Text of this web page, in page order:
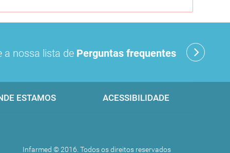
a nossa lista de Perguntas frequentes
ESTAMOS ACESSIBILIDADE
Infarmed © 2016. Todos os direitos reservados